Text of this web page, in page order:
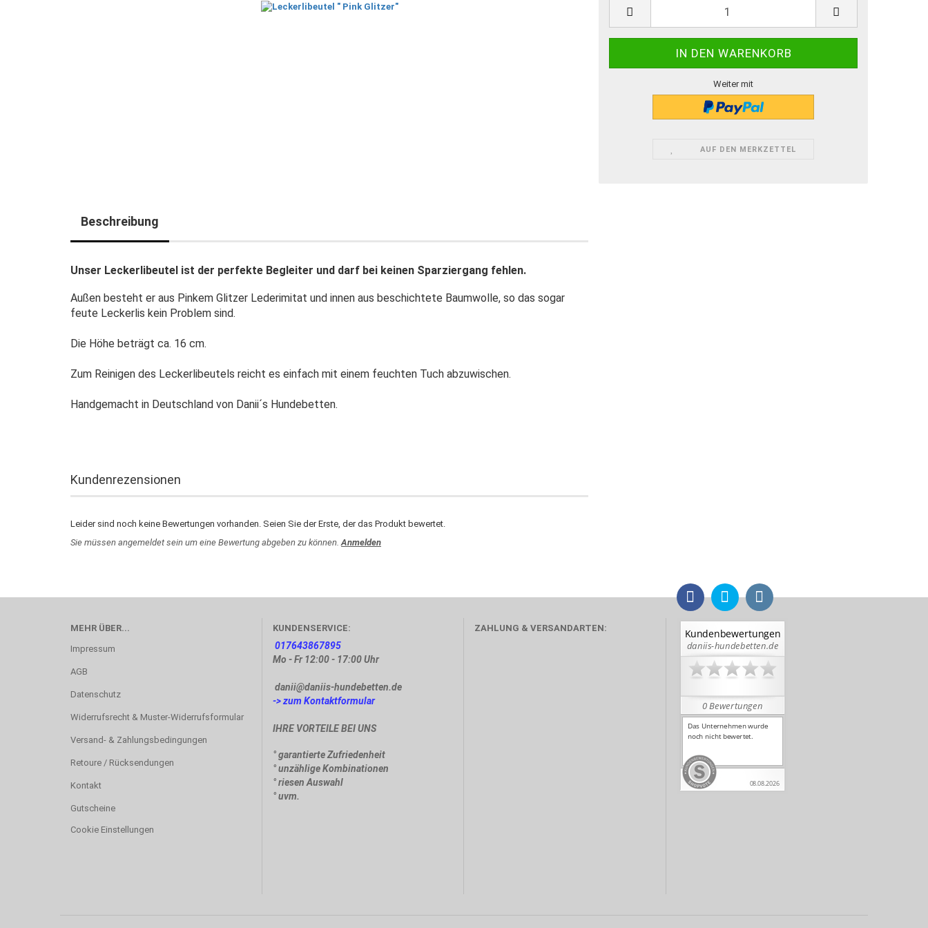
Weiter mit
AUF DEN MERKZETTEL
Beschreibung
Unser Leckerlibeutel ist der perfekte Begleiter und darf bei keinen Sparziergang fehlen.
Außen besteht er aus Pinkem Glitzer Lederimitat und innen aus beschichtete Baumwolle, so das sogar
feute Leckerlis kein Problem sind.
Die Höhe beträgt ca. 16 cm.
Zum Reinigen des Leckerlibeutels reicht es einfach mit einem feuchten Tuch abzuwischen.
Handgemacht in Deutschland von Danii´s Hundebetten.
Kundenrezensionen
Leider sind noch keine Bewertungen vorhanden. Seien Sie der Erste, der das Produkt bewertet.
Sie müssen angemeldet sein um eine Bewertung abgeben zu können.Anmelden
MEHR ÜBER...
Impressum
AGB
Datenschutz
Widerrufsrecht & Muster-Widerrufsformular
Versand- & Zahlungsbedingungen
Retoure / Rücksendungen
Kontakt
Gutscheine
Cookie Einstellungen
KUNDENSERVICE:
017643867895
Mo - Fr 12:00 - 17:00 Uhr
danii@daniis-hundebetten.de
-> zum Kontaktformular
IHRE VORTEILE BEI UNS
° garantierte Zufriedenheit
° unzählige Kombinationen
° riesen Auswahl
° uvm.
ZAHLUNG & VERSANDARTEN: